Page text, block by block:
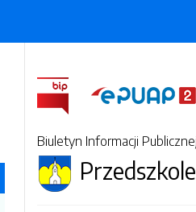
Biuletyn Informacji Publicznej